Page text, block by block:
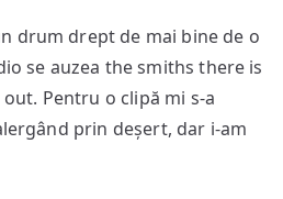
drum drept de mai bine de o
se auzea the smiths there is
Pentru o clipă mi s-a
prin deșert, dar i-am